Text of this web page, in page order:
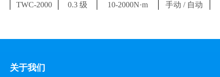
TWC-2000
0.3 级 10-2000N·m 手动 / 自动
注：每款仪器都可以根据需要增加传感器配备；大量程
关于我们